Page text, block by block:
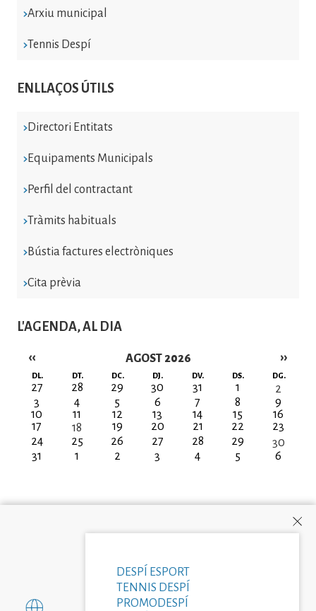
Arxiu municipal
Tennis Despí
ENLLAÇOS ÚTILS
Directori Entitats
Equipaments Municipals
Perfil del contractant
Tràmits habituals
Bústia factures electròniques
Cita prèvia
L'AGENDA, AL DIA
AGOST 2026
Paginació
‹‹ ››
DL. DT. DC. DJ. DV. DS. DG.
27 28 29 30 31 1
2
3
4 5 6 7 8
9
10
11 12 13 14 15
16
17
18 19 20 21 22
23
24
25 26 27 28 29
30
31
1 2 3 4 5 6
DESPÍ ESPORT
TENNIS DESPÍ
PROMODESPÍ